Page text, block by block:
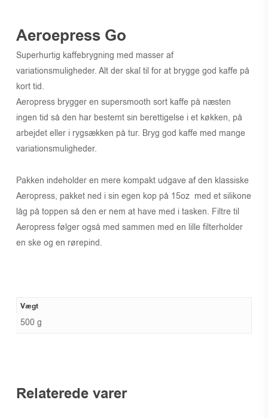
Aeroepress Go
Superhurtig kaffebrygning med masser af
variationsmuligheder. Alt der skal til for at brygge god kaffe på
kort tid.
Aeropress brygger en supersmooth sort kaffe på næsten
ingen tid så den har bestemt sin berettigelse i et køkken, på
arbejdet eller i rygsækken på tur. Bryg god kaffe med mange
variationsmuligheder.
Pakken indeholder en mere kompakt udgave af den klassiske
Aeropress, pakket ned i sin egen kop på 15oz med et silikone
låg på toppen så den er nem at have med i tasken. Filtre til
Aeropress følger også med sammen med en lille filterholder
en ske og en rørepind.
Vægt
500 g
Relaterede varer